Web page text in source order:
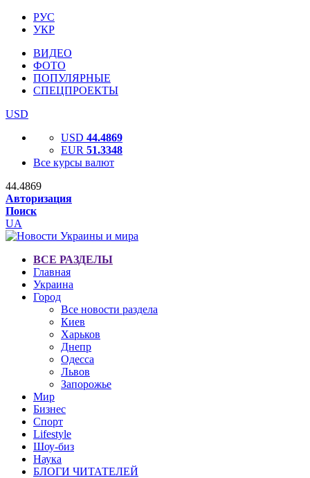
РУС
УКР
ВИДЕО
ФОТО
ПОПУЛЯРНЫЕ
СПЕЦПРОЕКТЫ
USD
USD 44.4869
EUR 51.3348
Все курсы валют
44.4869
Авторизация
Поиск
UA
ВСЕ РАЗДЕЛЫ
Главная
Украина
Город
Все новости раздела
Киев
Харьков
Днепр
Одесса
Львов
Запорожье
Мир
Бизнес
Спорт
Lifestyle
Шоу-биз
Наука
БЛОГИ ЧИТАТЕЛЕЙ